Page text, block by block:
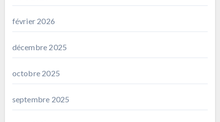
février 2026
décembre 2025
octobre 2025
septembre 2025